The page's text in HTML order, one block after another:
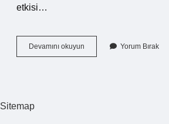
etkisi…
Devamını okuyun
Kaşlı
Yorum Bırak
Sitemap